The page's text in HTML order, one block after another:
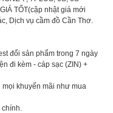
TỐT(cập nhật giá mới
Dịch vụ cầm đồ Cần Thơ.
đổi sản phẩm trong 7 ngày
đi kèm - cáp sạc (ZIN) +
khuyến mãi như mua